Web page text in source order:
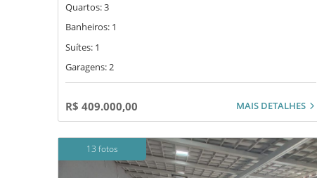
Quartos: 3
Banheiros: 1
Suítes: 1
Garagens: 2
R$ 409.000,00 MAIS DETALHES
13 fotos